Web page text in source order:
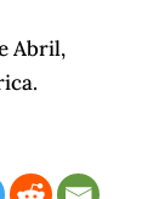
Abril,